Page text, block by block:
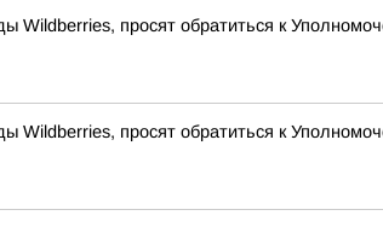
Wildberries, просят обратиться к
Wildberries, просят обратиться к